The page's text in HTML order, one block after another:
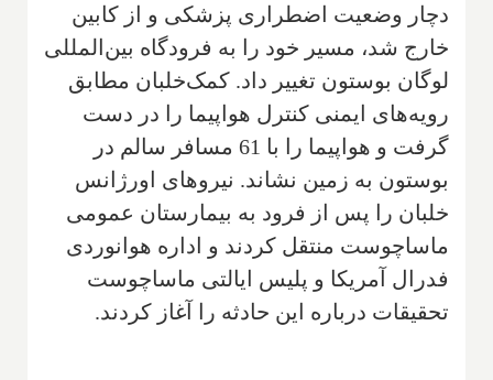
دچار وضعیت اضطراری پزشکی و از کابین
خارج شد، مسیر خود را به فرودگاه بین‌المللی
لوگان بوستون تغییر داد. کمک‌خلبان مطابق
رویه‌های ایمنی کنترل هواپیما را در دست
گرفت و هواپیما را با 61 مسافر سالم در
بوستون به زمین نشاند. نیروهای اورژانس
خلبان را پس از فرود به بیمارستان عمومی
ماساچوست منتقل کردند و اداره هوانوردی
فدرال آمریکا و پلیس ایالتی ماساچوست
تحقیقات درباره این حادثه را آغاز کردند.